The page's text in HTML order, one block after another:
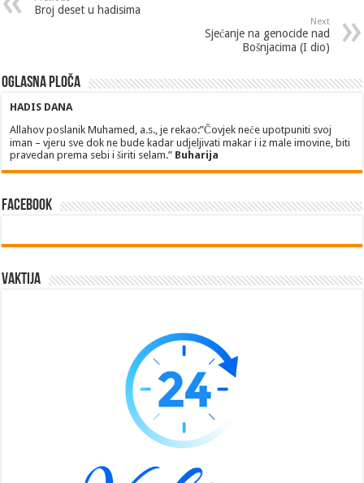
Broj deset u hadisima
Next
Sjećanje na genocide nad
Bošnjacima (I dio)
Oglasna ploča
HADIS DANA
Allahov poslanik Muhamed, a.s., je rekao:”Čovjek neće upotpuniti svoj
iman – vjeru sve dok ne bude kadar udjeljivati makar i iz male imovine, biti
pravedan prema sebi i širiti selam.” Buharija
Facebook
Vaktija